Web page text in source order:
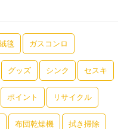
毯 ガスコンロ
グッズ シンク セスキ
ポイント リサイクル
布団乾燥機 拭き掃除